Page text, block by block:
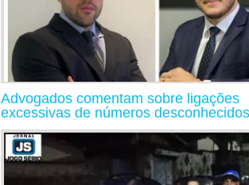
Advogados comentam sobre ligações
excessivas de números desconhecidos